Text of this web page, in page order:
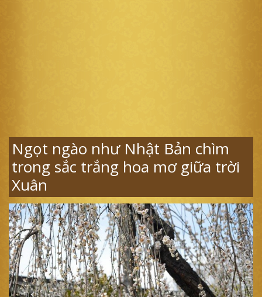
Ngọt ngào như Nhật Bản chìm
trong sắc trắng hoa mơ giữa trời
Xuân